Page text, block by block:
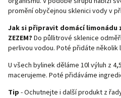
promění obyčejnou sklenici vody v
Jak si připravit domácí limonádu
ZEZEM? Do půllitrové sklenice
perlivou vodou. Poté přidáte několik
U všech bylinek děláme 10l výluh z
macerujeme. Poté přidáváme
Tip - Ochutnejte i další produkt z